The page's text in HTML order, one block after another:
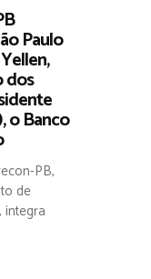
Paulo
dos
o Banco
PB,
de
integra